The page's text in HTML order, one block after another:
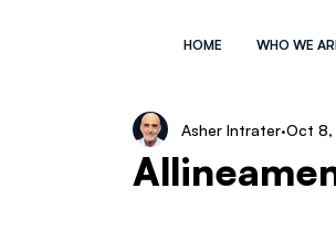
HOME WHO WE
Asher Intrater Oct 8,